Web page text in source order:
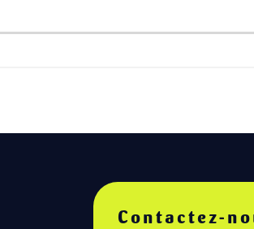
Contactez-